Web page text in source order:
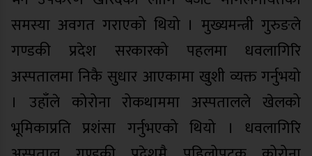
समस्या अवगत गराएको थियो । मुख्यमन्त्री गुरुङले
गण्डकी प्रदेश सरकारको पहलमा धवलागिरि
अस्पतालमा निकै सुधार आएकामा खुशी व्यक्त गर्नुभयो
। उहाँले कोरोना रोकथाममा अस्पतालले खेलको
भूमिकाप्रति प्रशंसा गर्नुभएको थियो । धवलागिरि